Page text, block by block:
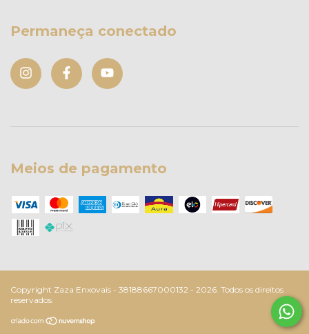
Permaneça conectado
Meios de pagamento
Copyright Zaza Enxovais - 38188667000132 - 2026. Todos os direitos
reservados.